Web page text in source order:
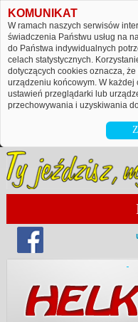
KOMUNIKAT
W ramach naszych serwisów
świadczenia Państwu usług na
do Państwa indywidualnych
celach statystycznych.
dotyczących cookies oznacza,
urządzeniu końcowym. W
ustawień przeglądarki lub
przechowywania i uzyskiwania